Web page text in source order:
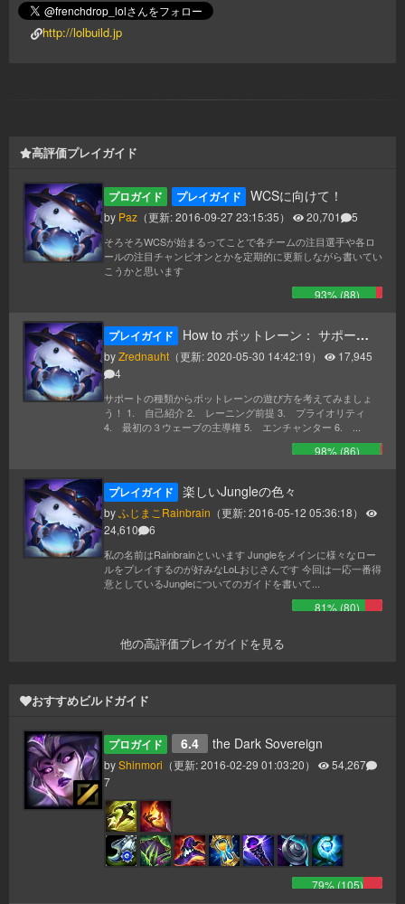
http://lolbuild.jp
高評価プレイガイド
プロガイド プレイガイド WCSに向けて！
by Paz （更新:2016-09-27 23:15:35） 20,701 5
そろそろWCSが始まるってことで各チームの注目選手や各ロ
ールの注目チャンピオンとかを定期的に更新しながら書いてい
こうかと思います
93% (88)
プレイガイド How to ボットレーン： サポートの種類から考えるボットレーンの遊び方！！
byZrednauht （更新:2020-05-30 14:42:19）
17,945
4
サポートの種類からボットレーンの遊び方を考えてみましょ
う！ 1. 自己紹介 2. レーニング前提 3. プライオリティ
4. 最初の３ウェーブの主導権 5. エンチャンター 6. ...
98% (86)
プレイガイド 楽しいJungleの色々
byふじまこRainbrain （更新:2016-05-12 05:36:18）
24,610
6
私の名前はRainbrainといいます Jungleをメインに様々なロー
ルをプレイするのが好みなLoLおじさんです 今回は一応一番得
意としているJungleについてのガイドを書いて...
81% (80)
他の高評価プレイガイドを見る
おすすめビルドガイド
プロガイド 6.4 the Dark Sovereign
byShinmori （更新:2016-02-29 01:03:20）
54,267
7
79% (105)